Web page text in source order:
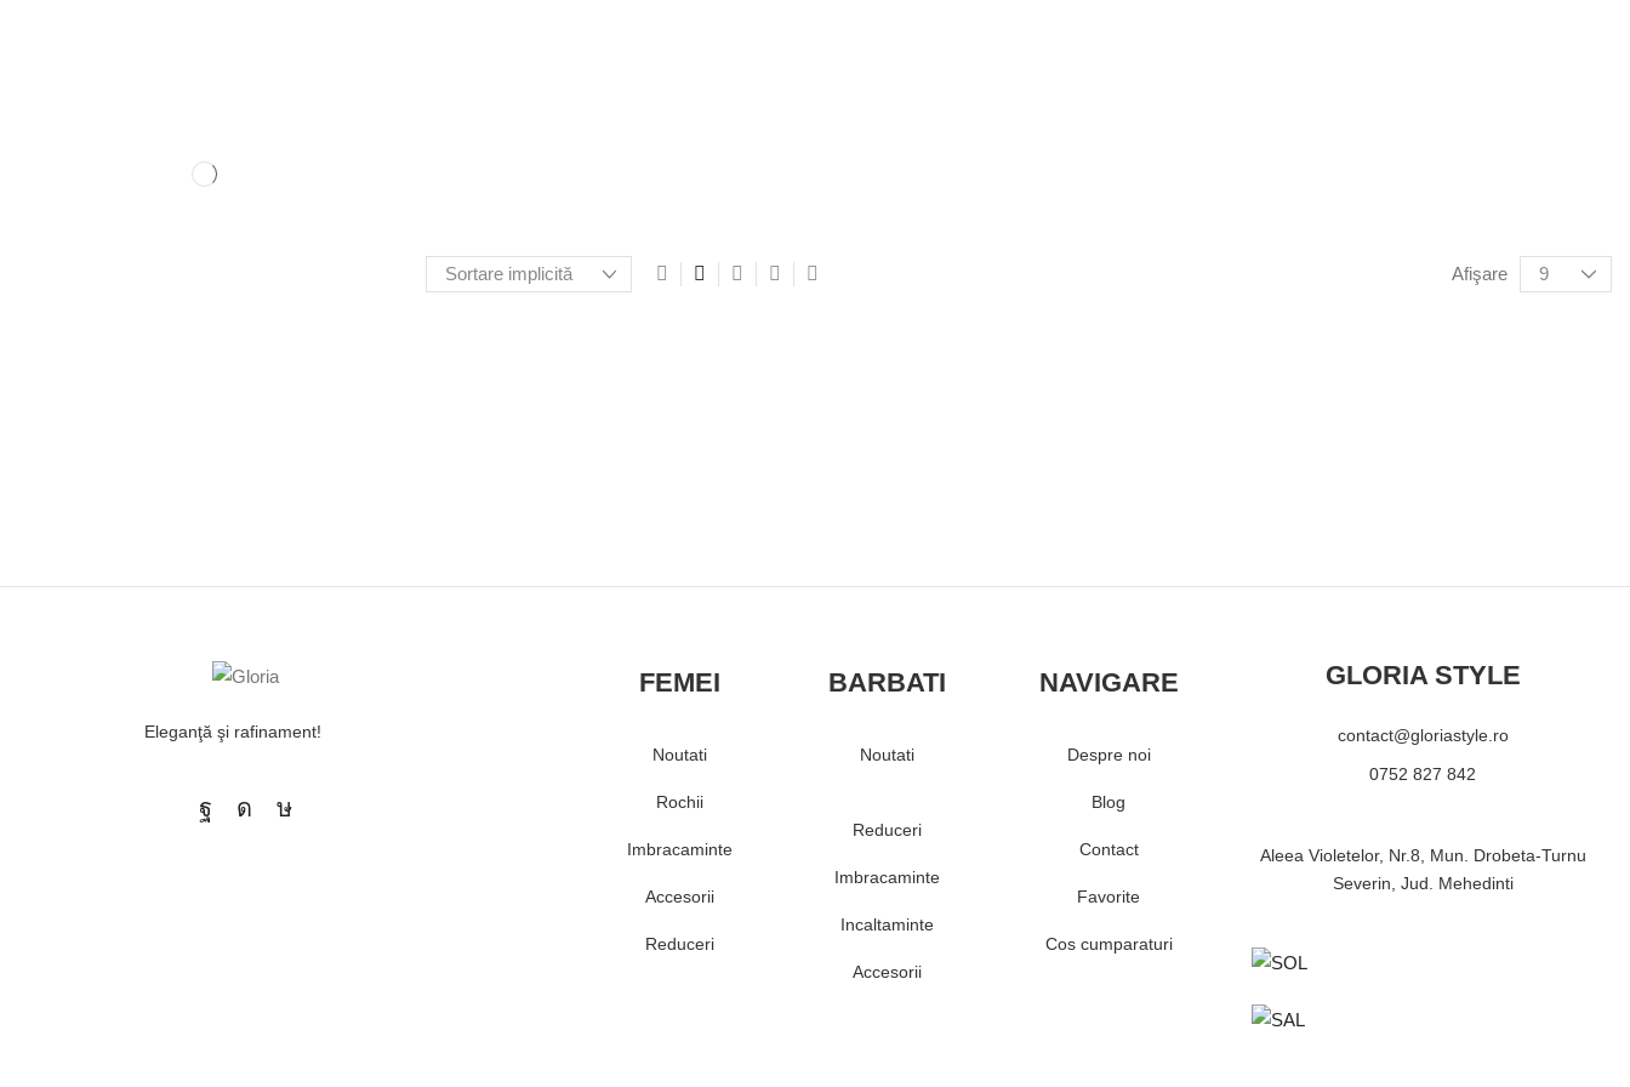
Afişare
Eleganţă şi rafinament!
FEMEI
Noutati
Rochii
Imbracaminte
Accesorii
Reduceri
BARBATI
Noutati
Reduceri
Imbracaminte
Incaltaminte
Accesorii
NAVIGARE
Despre noi
Blog
Contact
Favorite
Cos cumparaturi
GLORIA STYLE
contact@gloriastyle.ro
0752 827 842
Aleea Violetelor, Nr.8, Mun. Drobeta-Turnu
Severin, Jud. Mehedinti